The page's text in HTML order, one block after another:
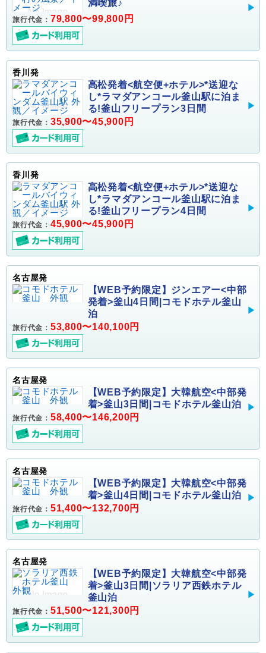
満喫旅♪
旅行代金： 79,800〜99,800円
香川発
高松発着<航空便+ホテル>*送迎な
し*ラマダアンコール釜山駅に泊ま
る!釜山フリープラン3日間
旅行代金： 35,900〜45,900円
香川発
高松発着<航空便+ホテル>*送迎な
し*ラマダアンコール釜山駅に泊ま
る!釜山フリープラン4日間
旅行代金： 45,900〜45,900円
名古屋発
【WEB予約限定】ジンエアー<中部
発着>釜山4日間|コモドホテル釜山
泊
旅行代金： 53,800〜140,100円
名古屋発
【WEB予約限定】大韓航空<中部発
着>釜山3日間|コモドホテル釜山泊
旅行代金： 58,400〜146,200円
名古屋発
【WEB予約限定】大韓航空<中部発
着>釜山4日間|コモドホテル釜山泊
旅行代金： 51,400〜132,700円
名古屋発
【WEB予約限定】大韓航空<中部発
着>釜山3日間|ソラリア西鉄ホテル
釜山泊
旅行代金： 51,500〜121,300円